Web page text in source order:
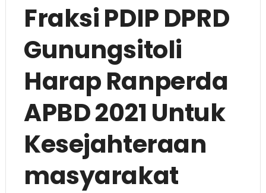
Fraksi PDIP DPRD
Gunungsitoli
Harap Ranperda
APBD 2021 Untuk
Kesejahteraan
masyarakat